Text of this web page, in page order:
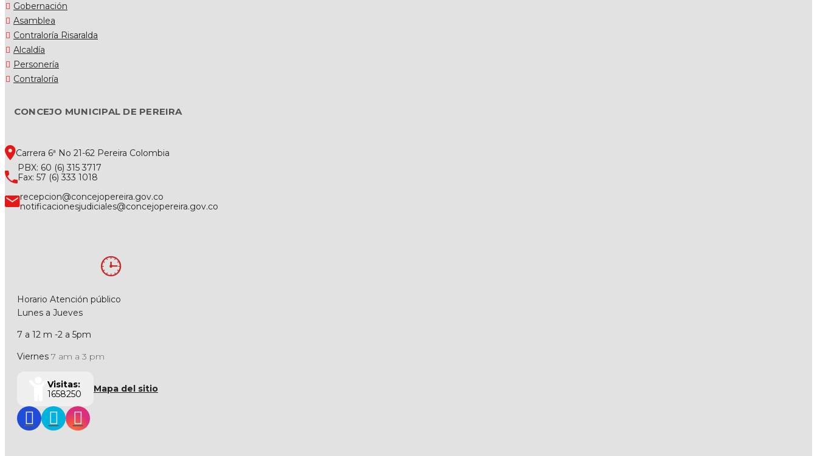
Gobernación
Asamblea
Contraloría Risaralda
Alcaldía
Personería
Contraloría
CONCEJO MUNICIPAL DE PEREIRA
Carrera 6ª No 21-62 Pereira Colombia
PBX: 60 (6) 315 3717
Fax: 57 (6) 333 1018
recepcion@concejopereira.gov.co
notificacionesjudiciales@concejopereira.gov.co
Horario Atención público
Lunes a Jueves
7 a 12 m -2 a 5pm
Viernes 7 am a 3 pm
Visitas:
1658250
Mapa del sitio